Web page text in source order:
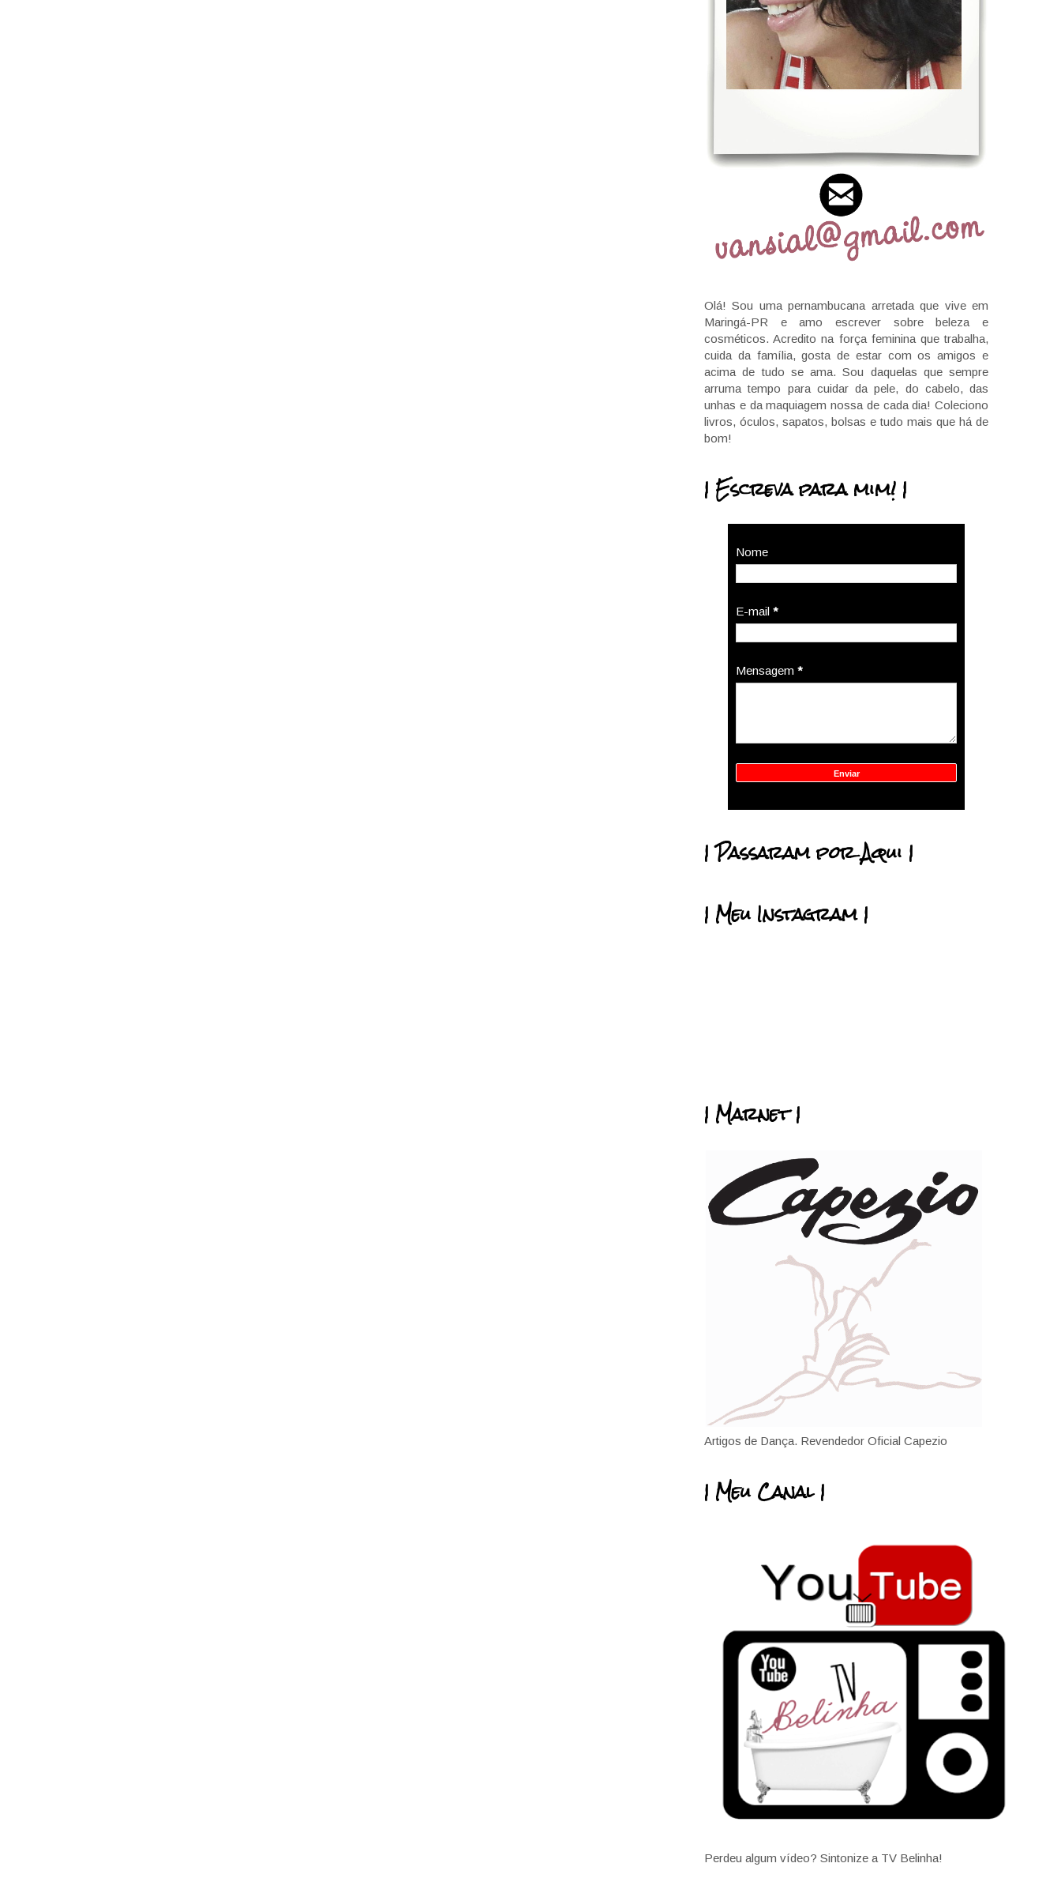
Olá! Sou uma pernambucana arretada que vive em
Maringá-PR e amo escrever sobre beleza e
cosméticos. Acredito na força feminina que trabalha,
cuida da família, gosta de estar com os amigos e
acima de tudo se ama. Sou daquelas que sempre
arruma tempo para cuidar da pele, do cabelo, das
unhas e da maquiagem nossa de cada dia! Coleciono
livros, óculos, sapatos, bolsas e tudo mais que há de
bom!
| Escreva para mim! |
Nome
E-mail *
Mensagem *
| Passaram por Aqui |
| Meu Instagram |
| Marnet |
Artigos de Dança. Revendedor Oficial Capezio
| Meu Canal |
Perdeu algum vídeo? Sintonize a TV Belinha!